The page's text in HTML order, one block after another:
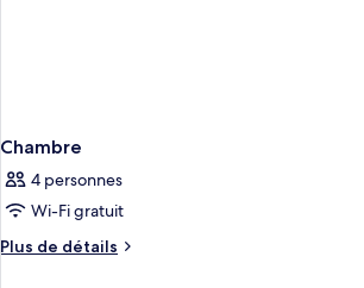
Chambre
4 personnes
Wi-Fi gratuit
Plus de détails
Plus